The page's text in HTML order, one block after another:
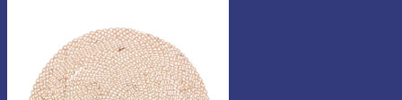
69,90 €